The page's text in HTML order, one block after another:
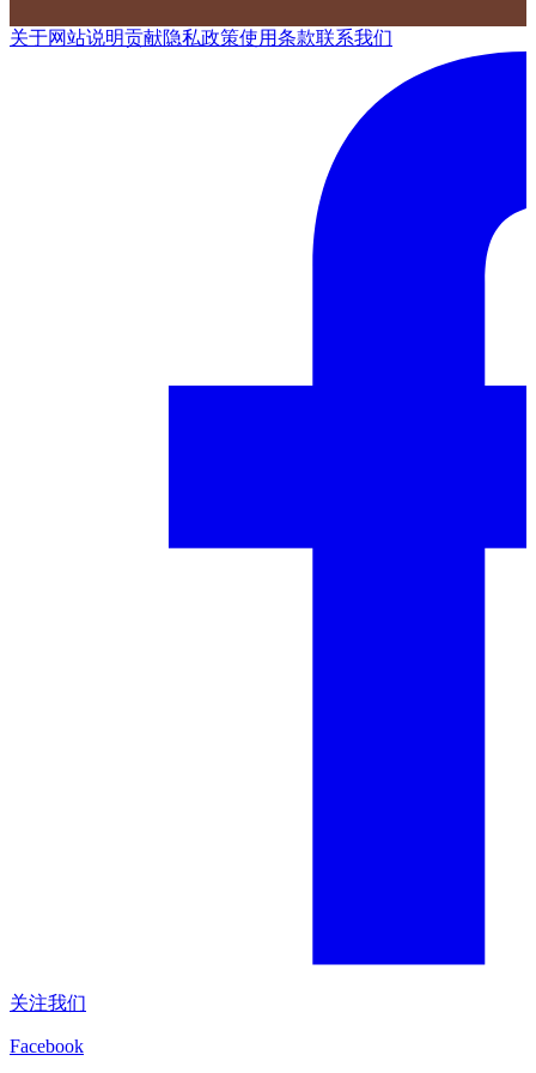
关于网站说明贡献隐私政策使用条款联系我们
关注我们
Facebook